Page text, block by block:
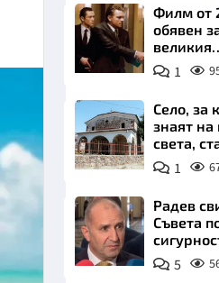
ХРАНА
ИКОНОМИКА
Филм от
обявен
великия
трилър в
1
Село, за
знаят на
света,
имотно
София.
1
Радев
Съвета
следва
5